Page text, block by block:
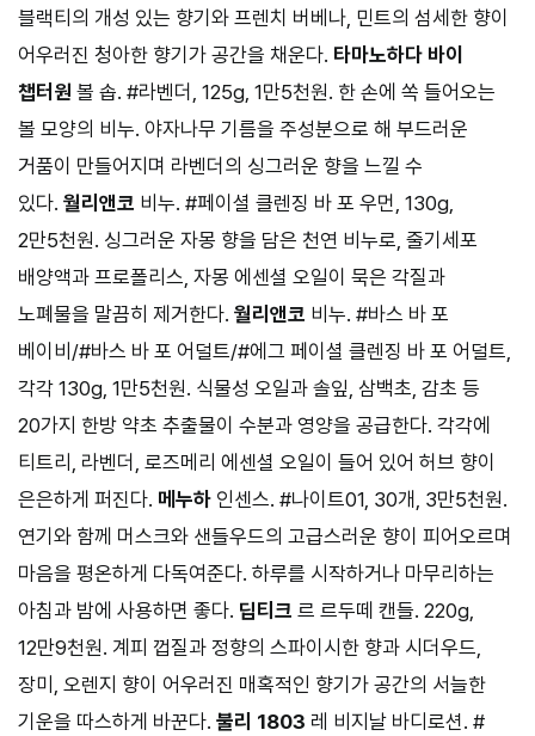
블랙티의 개성 있는 향기와 프렌치 버베나, 민트의 섬세한 향이
어우러진 청아한 향기가 공간을 채운다. 타마노하다 바이
챕터원 볼 솝. #라벤더, 125g, 1만5천원. 한 손에 쏙 들어오는
볼 모양의 비누. 야자나무 기름을 주성분으로 해 부드러운
거품이 만들어지며 라벤더의 싱그러운 향을 느낄 수
있다. 월리앤코 비누. #페이셜 클렌징 바 포 우먼, 130g,
2만5천원. 싱그러운 자몽 향을 담은 천연 비누로, 줄기세포
배양액과 프로폴리스, 자몽 에센셜 오일이 묵은 각질과
노폐물을 말끔히 제거한다. 월리앤코 비누. #바스 바 포
베이비/#바스 바 포 어덜트/#에그 페이셜 클렌징 바 포 어덜트,
각각 130g, 1만5천원. 식물성 오일과 솔잎, 삼백초, 감초 등
20가지 한방 약초 추출물이 수분과 영양을 공급한다. 각각에
티트리, 라벤더, 로즈메리 에센셜 오일이 들어 있어 허브 향이
은은하게 퍼진다. 메누하 인센스. #나이트01, 30개, 3만5천원.
연기와 함께 머스크와 샌들우드의 고급스러운 향이 피어오르며
마음을 평온하게 다독여준다. 하루를 시작하거나 마무리하는
아침과 밤에 사용하면 좋다. 딥티크 르 르두떼 캔들. 220g,
12만9천원. 계피 껍질과 정향의 스파이시한 향과 시더우드,
장미, 오렌지 향이 어우러진 매혹적인 향기가 공간의 서늘한
기운을 따스하게 바꾼다. 불리 1803 레 비지날 바디로션. #